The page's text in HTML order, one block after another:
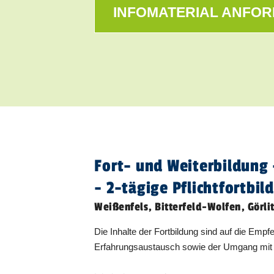
INFOMATERIAL
Fort- und Weiterbildung
- 2-tägige
Weißenfels, Bitterfeld-Wolfen,
Die Inhalte der Fortbildung sind auf die
Erfahrungsaustausch sowie der Umgang